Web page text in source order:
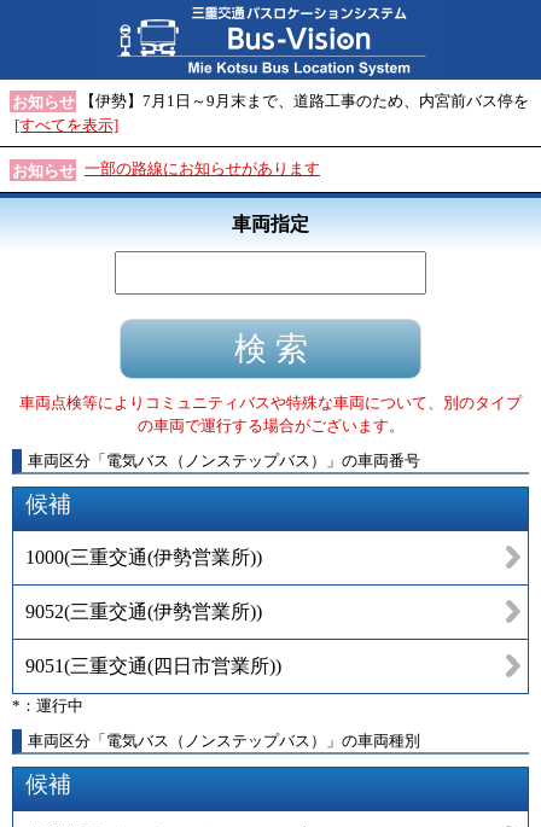
お知らせ
【伊勢】7月1日～9月末まで、道路工事のため、内宮前バス停を
[すべてを表示]
お知らせ 一部の路線にお知らせがあります
車両指定
車両点検等によりコミュニティバスや特殊な車両について、別のタイプ
の車両で運行する場合がございます。
車両区分 「 電気バス（ノンステップバス） 」 の車両番号
候補
1000(三重交通(伊勢営業所))
9052(三重交通(伊勢営業所))
9051(三重交通(四日市営業所))
*：運行中
車両区分「電気バス（ノンステップバス）」の車両種別
候補